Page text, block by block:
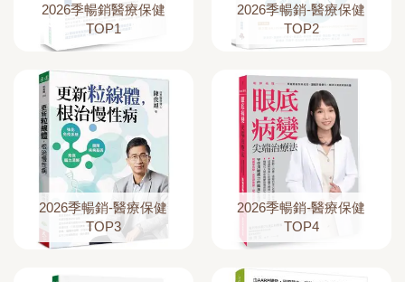
2026季暢銷醫療保健
TOP1
2026季暢銷-醫療保健
TOP2
2026季暢銷-醫療保健
TOP3
2026季暢銷-醫療保健
TOP4